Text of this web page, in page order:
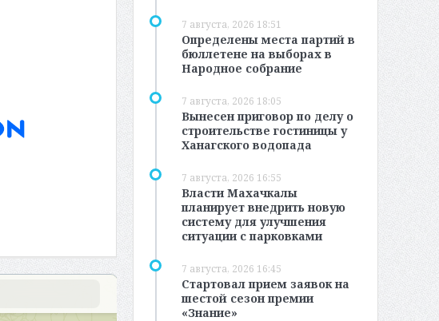
7 августа, 2026 18:51
Определены места партий в
бюллетене на выборах в
Народное собрание
7 августа, 2026 18:05
Вынесен приговор по делу о
строительстве гостиницы у
Ханагского водопада
7 августа, 2026 16:55
Власти Махачкалы
планирует внедрить новую
систему для улучшения
ситуации с парковками
7 августа, 2026 16:45
Стартовал прием заявок на
шестой сезон премии
«Знание»